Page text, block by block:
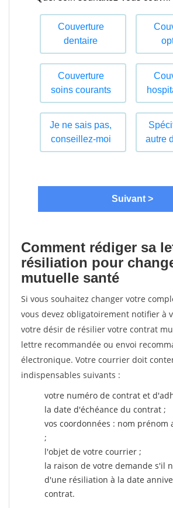
Comment rédiger sa
résiliation pour
mutuelle santé
Si vous souhaitez changer votre
vous devez obligatoirement notifier à
votre désir de résilier votre contrat
lettre recommandée ou envoi
électronique. Votre courrier doit
indispensables suivants :
votre numéro de contrat et
la date d'échéance du contrat ;
vos coordonnées : nom prénom
;
l'objet de votre courrier ;
la raison de votre demande s'il
d'une résiliation à la date
contrat.